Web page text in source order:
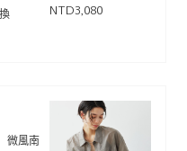
NTD3,080
微風南